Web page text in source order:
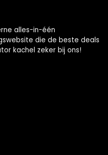
alles-in-één
die de beste deals
kachel zeker bij ons!